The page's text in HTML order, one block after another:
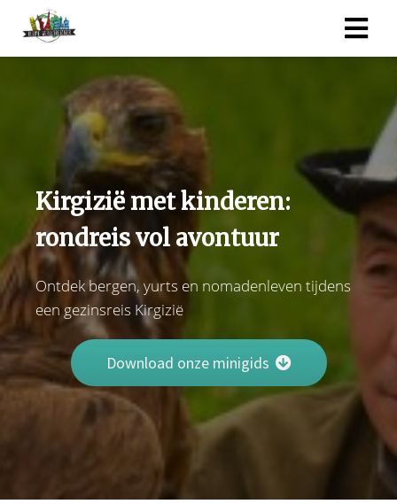
Kirgizië met kinderen:
rondreis vol avontuur
Ontdek bergen, yurts en nomadenleven tijdens
een gezinsreis Kirgizië
Download onze minigids